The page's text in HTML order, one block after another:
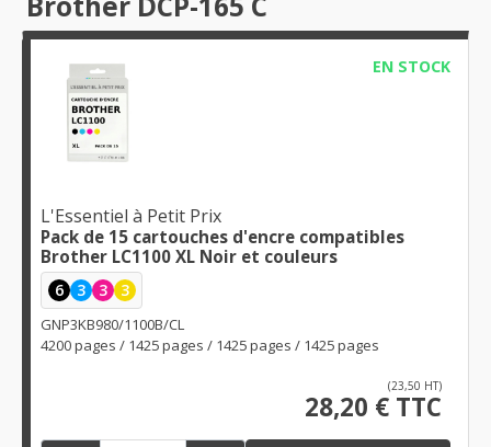
EN STOCK
L'Essentiel à Petit Prix
Pack de 15 cartouches d'encre compatibles
Brother LC1100 XL Noir et couleurs
6 3 3 3
GNP3KB980/1100B/CL
4200 pages / 1425 pages / 1425 pages / 1425 pages
(23,50 HT)
28,20 € TTC